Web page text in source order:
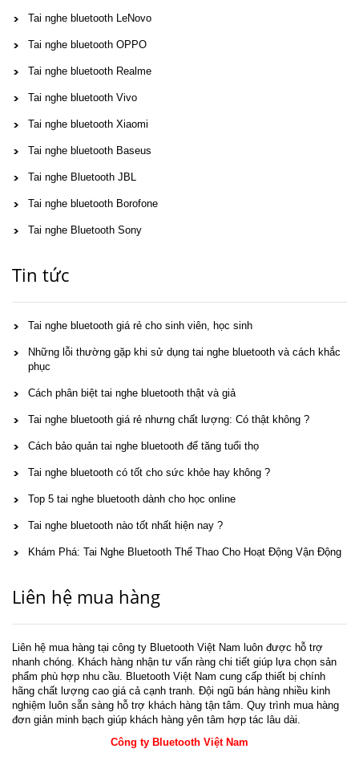
Tai nghe bluetooth LeNovo
Tai nghe bluetooth OPPO
Tai nghe bluetooth Realme
Tai nghe bluetooth Vivo
Tai nghe bluetooth Xiaomi
Tai nghe bluetooth Baseus
Tai nghe Bluetooth JBL
Tai nghe bluetooth Borofone
Tai nghe Bluetooth Sony
Tin tức
Tai nghe bluetooth giá rẻ cho sinh viên, học sinh
Những lỗi thường gặp khi sử dụng tai nghe bluetooth và cách khắc
phục
Cách phân biệt tai nghe bluetooth thật và giả
Tai nghe bluetooth giá rẻ nhưng chất lượng: Có thật không ?
Cách bảo quản tai nghe bluetooth để tăng tuổi thọ
Tai nghe bluetooth có tốt cho sức khỏe hay không ?
Top 5 tai nghe bluetooth dành cho học online
Tai nghe bluetooth nào tốt nhất hiện nay ?
Khám Phá: Tai Nghe Bluetooth Thể Thao Cho Hoạt Động Vận Động
Liên hệ mua hàng
Liên hệ mua hàng tại công ty Bluetooth Việt Nam luôn được hỗ trợ
nhanh chóng. Khách hàng nhận tư vấn ràng chi tiết giúp lựa chọn sản
phẩm phù hợp nhu cầu. Bluetooth Việt Nam cung cấp thiết bị chính
hãng chất lượng cao giá cả cạnh tranh. Đội ngũ bán hàng nhiều kinh
nghiệm luôn sẵn sàng hỗ trợ khách hàng tận tâm. Quy trình mua hàng
đơn giản minh bạch giúp khách hàng yên tâm hợp tác lâu dài.
Công ty Bluetooth Việt Nam